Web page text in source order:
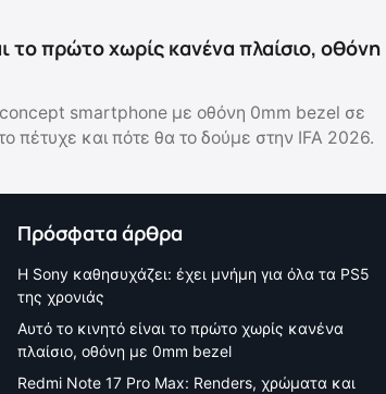
το πρώτο χωρίς κανένα πλαίσιο, οθόνη
smartphone με οθόνη 0mm bezel σε
πέτυχε και πότε θα το δούμε στην IFA 2026.
Πρόσφατα άρθρα
Η Sony καθησυχάζει: έχει μνήμη για όλα τα PS5
της χρονιάς
Αυτό το κινητό είναι το πρώτο χωρίς κανένα
πλαίσιο, οθόνη με 0mm bezel
Redmi Note 17 Pro Max: Renders, χρώματα και